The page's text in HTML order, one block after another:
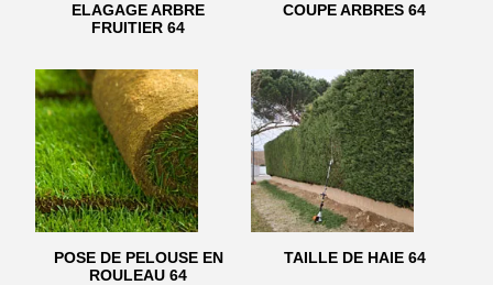
ELAGAGE ARBRE
FRUITIER 64
COUPE ARBRES 64
POSE DE PELOUSE EN
ROULEAU 64
TAILLE DE HAIE 64